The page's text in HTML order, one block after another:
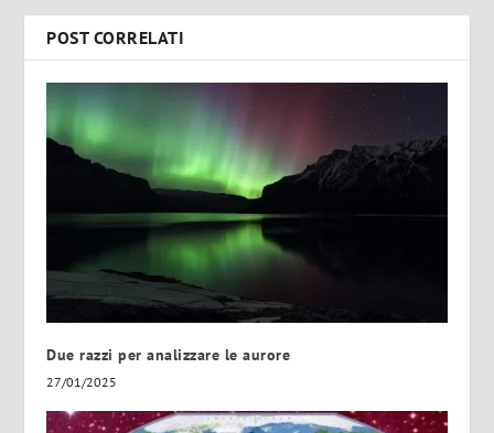
POST CORRELATI
Due razzi per analizzare le aurore
27/01/2025